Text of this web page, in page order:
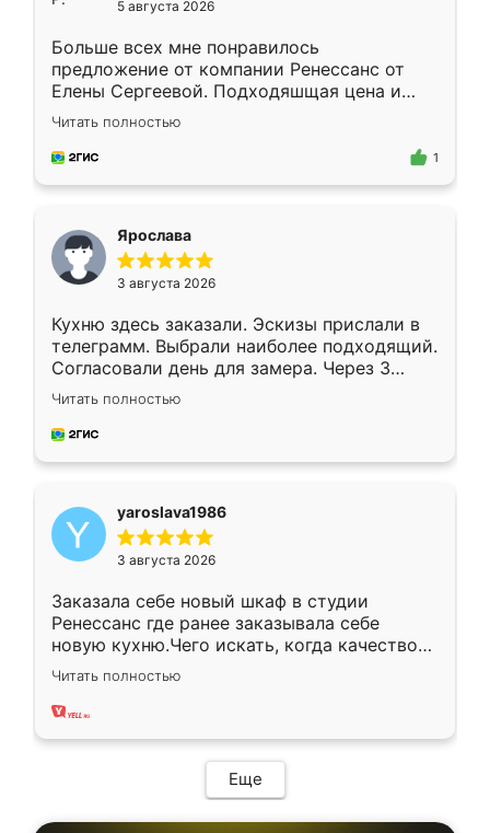
5 августа 2026
Больше всех мне понравилось
предложение от компании Ренессанс от
Елены Сергеевой. Подходяшщая цена и
короткие сроки изготовления. Приехавший
для замера сотрудник Владислав
предложил по моему эскизу самый
Читать полностью
1
Ярослава
3 августа 2026
Кухню здесь заказали. Эскизы прислали в
телеграмм. Выбрали наиболее подходящий.
Согласовали день для замера. Через 3
недели кухня была уже готова. Остались
довольны работой. Спасибо Ренессанс
мебель за качественную работу!
Читать полностью
yaroslava1986
3 августа 2026
Заказала себе новый шкаф в студии
Ренессанс где ранее заказывала себе
новую кухню.Чего искать, когда качеством
вполне довольна. Служит кухня уже почти
два года, нареканий нет.
Читать полностью
Еще